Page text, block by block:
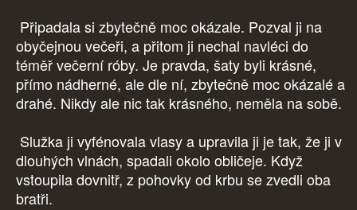
Připadala si zbytečně moc okázale. Pozval ji na
obyčejnou večeři, a přitom ji nechal navléci do
téměř večerní róby. Je pravda, šaty byli krásné,
přímo nádherné, ale dle ní, zbytečně moc okázalé a
drahé. Nikdy ale nic tak krásného, neměla na sobě.
Služka ji vyfénovala vlasy a upravila ji je tak, že ji v
dlouhých vlnách, spadali okolo obličeje. Když
vstoupila dovnitř, z pohovky od krbu se zvedli oba
bratři.